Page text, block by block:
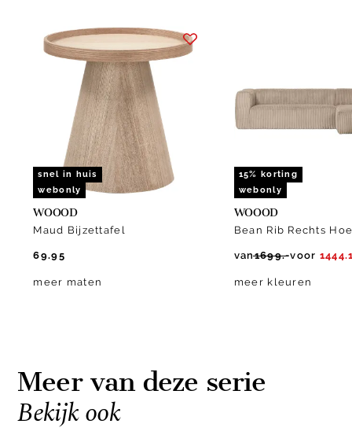
snel in huis
webonly
WOOOD
Maud Bijzettafel
69.95
meer maten
15% korting
webonly
WOOOD
Bean Rib Rechts
van1699.-voor
meer kleuren
Meer van deze serie
Bekijk ook